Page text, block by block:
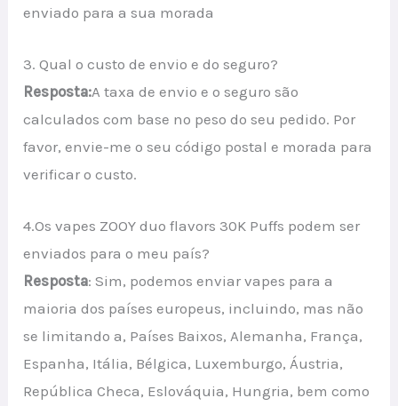
enviado para a sua morada
3. Qual o custo de envio e do seguro?
Resposta:A taxa de envio e o seguro são
calculados com base no peso do seu pedido. Por
favor, envie-me o seu código postal e morada para
verificar o custo.
4.Os vapes ZOOY duo flavors 30K Puffs podem ser
enviados para o meu país?
Resposta: Sim, podemos enviar vapes para a
maioria dos países europeus, incluindo, mas não
se limitando a, Países Baixos, Alemanha, França,
Espanha, Itália, Bélgica, Luxemburgo, Áustria,
República Checa, Eslováquia, Hungria, bem como